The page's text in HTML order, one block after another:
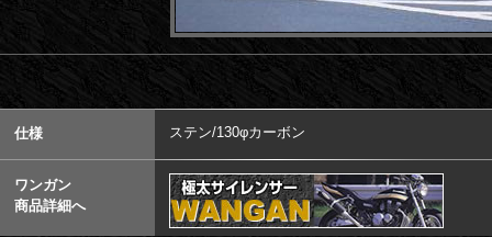
仕様 ステン/130φカーボン
ワンガン
商品詳細へ